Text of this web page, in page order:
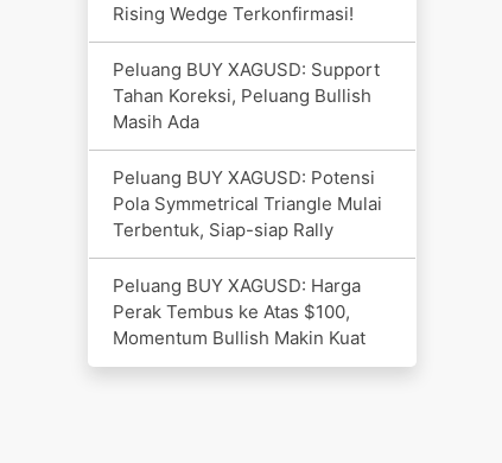
Rising Wedge Terkonfirmasi!
Peluang BUY XAGUSD: Support
Tahan Koreksi, Peluang Bullish
Masih Ada
Peluang BUY XAGUSD: Potensi
Pola Symmetrical Triangle Mulai
Terbentuk, Siap-siap Rally
Peluang BUY XAGUSD: Harga
Perak Tembus ke Atas $100,
Momentum Bullish Makin Kuat